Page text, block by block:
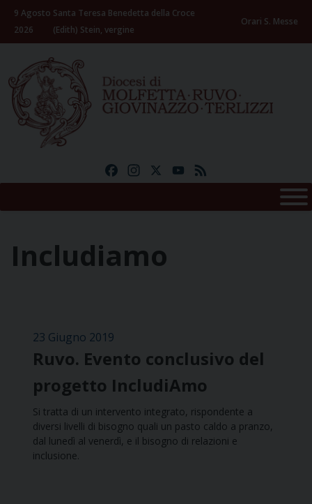
Skip
content
9 Agosto
2026
Santa Teresa Benedetta della Croce
(Edith) Stein, vergine
Orari S. Messe
FacebookInstagramYouTube
Includiamo
23 Giugno 2019
Ruvo. Evento conclusivo del
progetto IncludiAmo
Si tratta di un intervento integrato, rispondente a
diversi livelli di bisogno quali un pasto caldo a pranzo,
dal lunedì al venerdì, e il bisogno di relazioni e
inclusione.